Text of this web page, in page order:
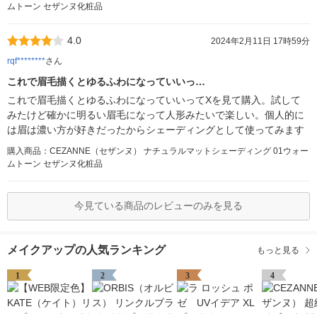
ムトーン セザンヌ化粧品
4.0
2024年2月11日 17時59分
rqf********さん
これで眉毛描くとゆるふわになっていいっ…
これで眉毛描くとゆるふわになっていいってXを見て購入。試して
みたけど確かに明るい眉毛になって人形みたいで楽しい。個人的に
は眉は濃い方が好きだったからシェーディングとして使ってみます
購入商品：CEZANNE（セザンヌ） ナチュラルマットシェーディング 01ウォー
ムトーン セザンヌ化粧品
今見ている商品のレビューのみを見る
メイクアップの人気ランキング もっと見る
1 2 3 4